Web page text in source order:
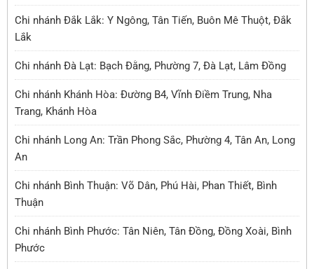
Chi nhánh Đắk Lắk: Y Ngông, Tân Tiến, Buôn Mê Thuột, Đắk
Lắk
Chi nhánh Đà Lạt: Bạch Đằng, Phường 7, Đà Lạt, Lâm Đồng
Chi nhánh Khánh Hòa: Đường B4, Vĩnh Điềm Trung, Nha
Trang, Khánh Hòa
Chi nhánh Long An: Trần Phong Sắc, Phường 4, Tân An, Long
An
Chi nhánh Bình Thuận: Võ Dân, Phú Hài, Phan Thiết, Bình
Thuận
Chi nhánh Bình Phước: Tân Niên, Tân Đồng, Đồng Xoài, Bình
Phước